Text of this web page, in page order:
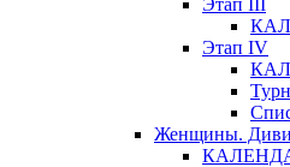
Этап III
Этап IV
Женщины.